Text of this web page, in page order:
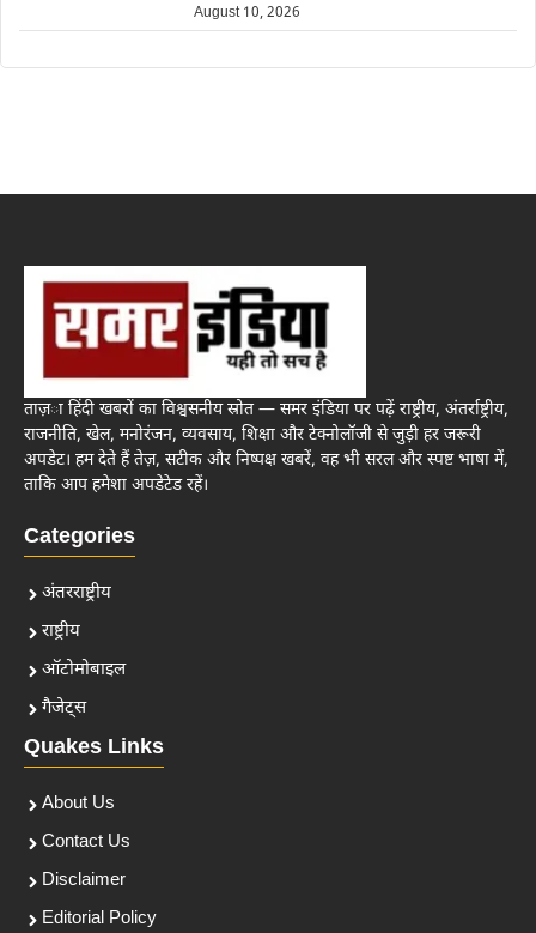
August 10, 2026
ताज़ा हिंदी खबरों का विश्वसनीय स्रोत — समर इंडिया पर पढ़ें राष्ट्रीय, अंतर्राष्ट्रीय,
राजनीति, खेल, मनोरंजन, व्यवसाय, शिक्षा और टेक्नोलॉजी से जुड़ी हर जरूरी
अपडेट। हम देते हैं तेज़, सटीक और निष्पक्ष खबरें, वह भी सरल और स्पष्ट भाषा में,
ताकि आप हमेशा अपडेटेड रहें।
Categories
अंतरराष्ट्रीय
राष्ट्रीय
ऑटोमोबाइल
गैजेट्स
Quakes Links
About Us
Contact Us
Disclaimer
Editorial Policy